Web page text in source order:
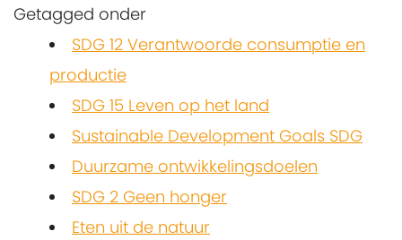
Getagged onder
SDG 12 Verantwoorde consumptie en
productie
SDG 15 Leven op het land
Sustainable Development Goals SDG
Duurzame ontwikkelingsdoelen
SDG 2 Geen honger
Eten uit de natuur